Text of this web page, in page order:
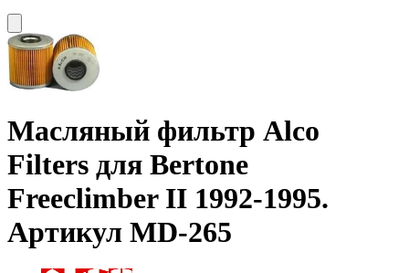
Масляный фильтр Alco
Filters для Bertone
Freeclimber II 1992-1995.
Артикул MD-265